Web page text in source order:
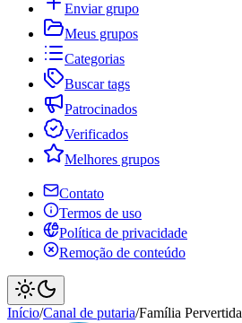
Enviar grupo
Meus grupos
Categorias
Buscar tags
Patrocinados
Verificados
Melhores grupos
Contato
Termos de uso
Política de privacidade
Remoção de conteúdo
Início/Canal de putaria/Família Pervertida